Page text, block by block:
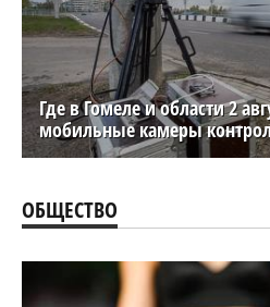
Где в Гомеле и области 2
мобильные камеры
ОБЩЕСТВО